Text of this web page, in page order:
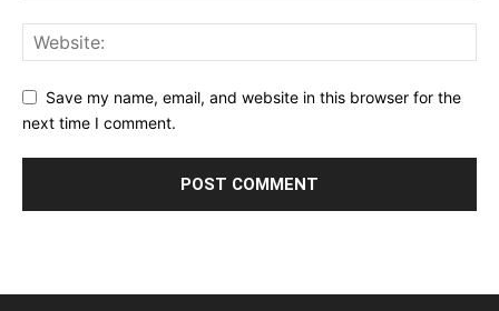
Save my name, email, and website in this browser for the
next time I comment.